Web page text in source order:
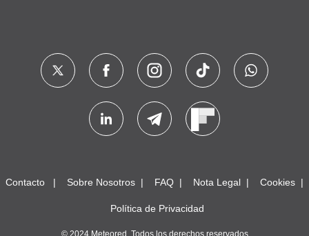
Contacto Sobre Nosotros FAQ Nota Legal Cookies
Política de Privacidad